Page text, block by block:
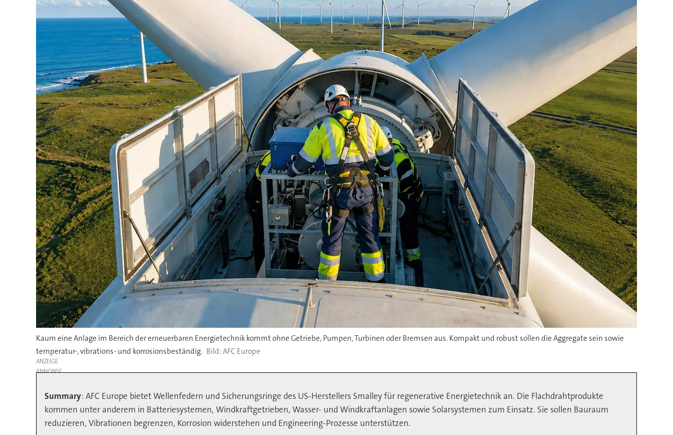
Kaum eine Anlage im Bereich der erneuerbaren Energietechnik kommt ohne Getriebe, Pumpen, Turbinen oder Bremsen aus. Kompakt und robust sollen die Aggregate sein sowie
temperatur-, vibrations- und korrosionsbeständig.
AFC Europe
ANZEIGE
Summary: AFC Europe bietet Wellenfedern und Sicherungsringe des US-Herstellers Smalley für regenerative Energietechnik an. Die Flachdrahtprodukte
kommen unter anderem in Batteriesystemen, Windkraftgetrieben, Wasser- und Windkraftanlagen sowie Solarsystemen zum Einsatz. Sie sollen Bauraum
reduzieren, Vibrationen begrenzen, Korrosion widerstehen und Engineering-Prozesse unterstützen.